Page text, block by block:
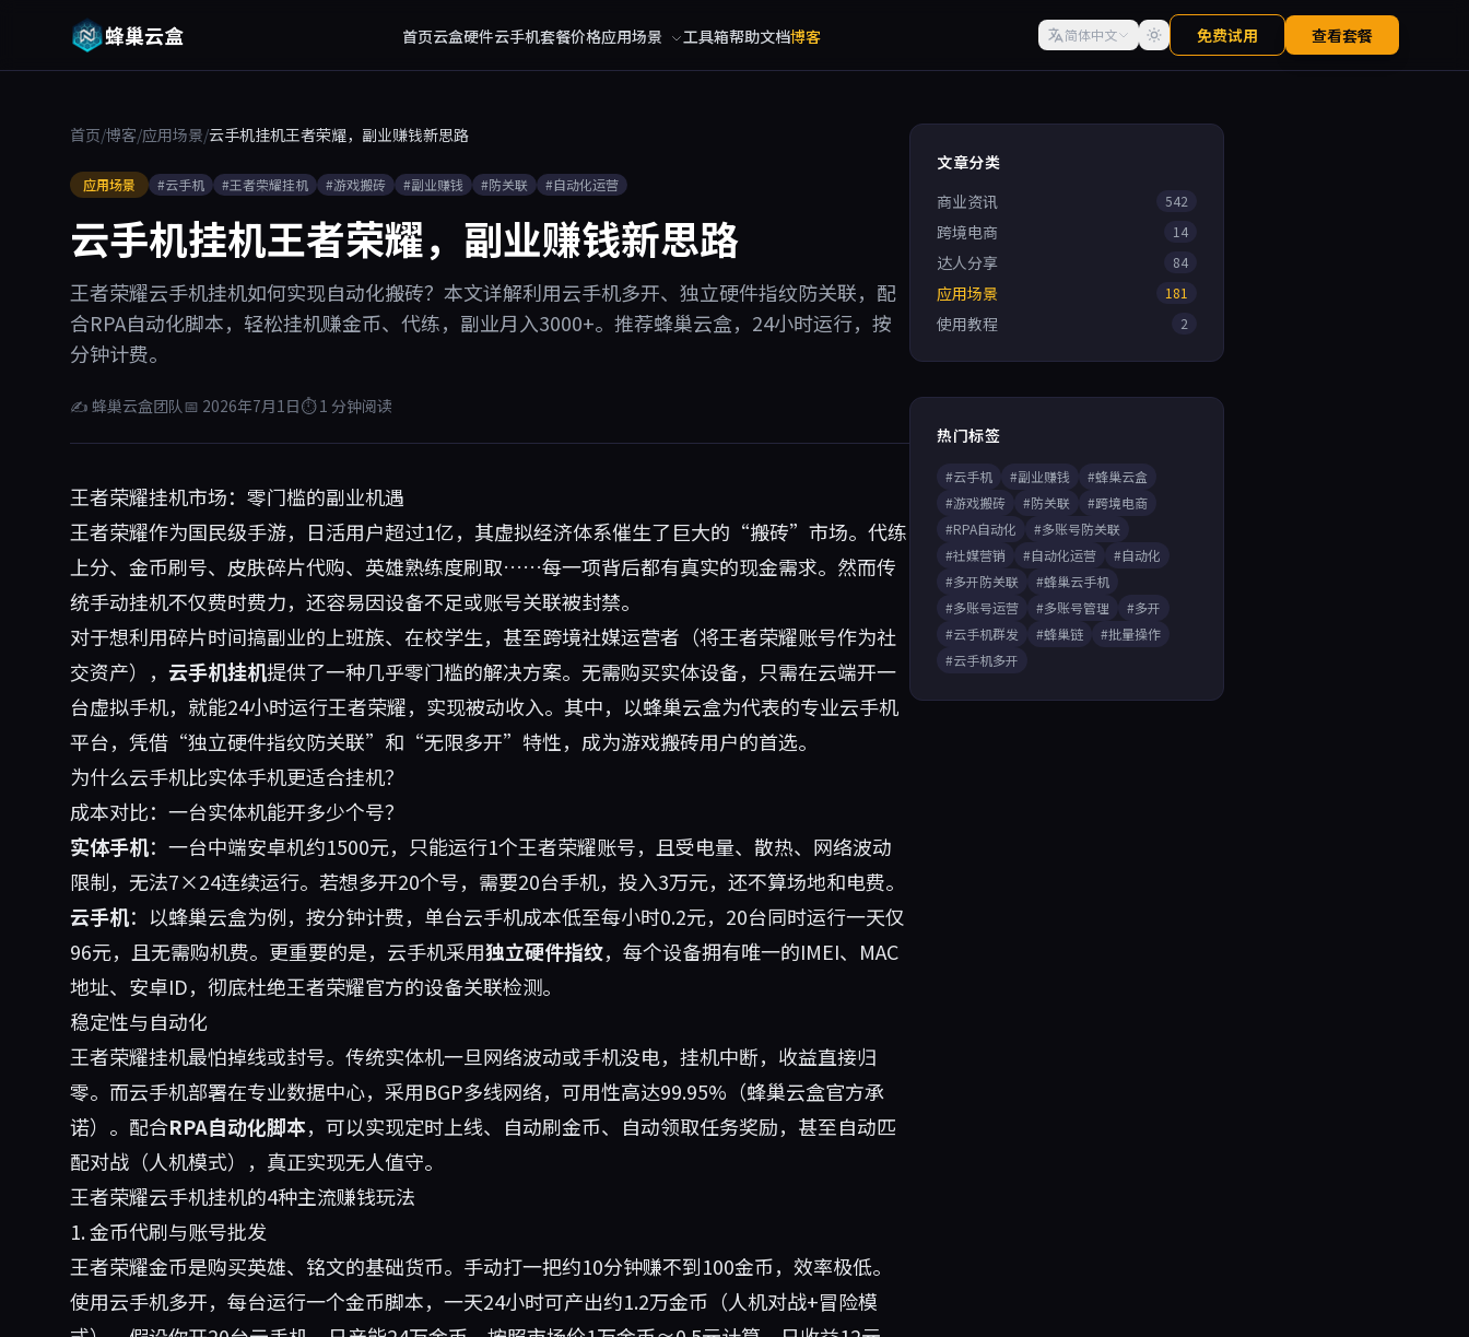
蜂巢云盒 首页云盒硬件云手机套餐价格应用场景 工具箱帮助文档博客 简体中文 免费试用 查看套餐
首页/博客/应用场景/云手机挂机王者荣耀，副业赚钱新思路
应用场景 #云手机 #王者荣耀挂机 #游戏搬砖 #副业赚钱 #防关联 #自动化运营
云手机挂机王者荣耀，副业赚钱新思路
王者荣耀云手机挂机如何实现自动化搬砖？本文详解利用云手机多开、独立硬件指纹防关联，配
合RPA自动化脚本，轻松挂机赚金币、代练，副业月入3000+。推荐蜂巢云盒，24小时运行，按
分钟计费。
✍ 蜂巢云盒团队📅 2026年7月1日⏱ 1 分钟阅读
王者荣耀挂机市场：零门槛的副业机遇
王者荣耀作为国民级手游，日活用户超过1亿，其虚拟经济体系催生了巨大的“搬砖”市场。代练
上分、金币刷号、皮肤碎片代购、英雄熟练度刷取……每一项背后都有真实的现金需求。然而传
统手动挂机不仅费时费力，还容易因设备不足或账号关联被封禁。
对于想利用碎片时间搞副业的上班族、在校学生，甚至跨境社媒运营者（将王者荣耀账号作为社
交资产）， 云手机挂机提供了一种几乎零门槛的解决方案。无需购买实体设备，只需在云端开一
台虚拟手机，就能24小时运行王者荣耀，实现被动收入。其中，以蜂巢云盒为代表的专业云手机
平台，凭借“独立硬件指纹防关联”和“无限多开”特性，成为游戏搬砖用户的首选。
为什么云手机比实体手机更适合挂机？
成本对比：一台实体机能开多少个号？
实体手机：一台中端安卓机约1500元，只能运行1个王者荣耀账号，且受电量、散热、网络波动
限制，无法7×24连续运行。若想多开20个号，需要20台手机，投入3万元，还不算场地和电费。
云手机：以蜂巢云盒为例，按分钟计费，单台云手机成本低至每小时0.2元，20台同时运行一天仅
96元，且无需购机费。更重要的是，云手机采用独立硬件指纹，每个设备拥有唯一的IMEI、MAC
地址、安卓ID，彻底杜绝王者荣耀官方的设备关联检测。
稳定性与自动化
王者荣耀挂机最怕掉线或封号。传统实体机一旦网络波动或手机没电，挂机中断，收益直接归
零。而云手机部署在专业数据中心，采用BGP多线网络，可用性高达99.95%（蜂巢云盒官方承
诺）。配合RPA自动化脚本，可以实现定时上线、自动刷金币、自动领取任务奖励，甚至自动匹
配对战（人机模式），真正实现无人值守。
王者荣耀云手机挂机的4种主流赚钱玩法
1. 金币代刷与账号批发
王者荣耀金币是购买英雄、铭文的基础货币。手动打一把约10分钟赚不到100金币，效率极低。
使用云手机多开，每台运行一个金币脚本，一天24小时可产出约1.2万金币（人机对战+冒险模
文章分类
商业资讯
542
跨境电商 14
达人分享 84
应用场景 181
使用教程 2
热门标签
#云手机 #副业赚钱
#蜂巢云盒
#游戏搬砖
#防关联
#跨境电商
#RPA自动化
#多账号防关联
#社媒营销
#自动化运营
#自动化
#多开防关联
#蜂巢云手机
#多账号运营
#多账号管理
#多开
#云手机群发
#蜂巢链
#批量操作
#云手机多开